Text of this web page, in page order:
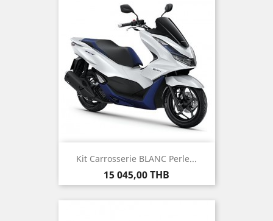
Kit Carrosserie BLANC Perle...
Prix
15 045,00 THB